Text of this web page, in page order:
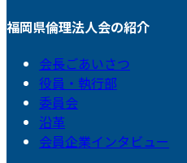
福岡県倫理法人会の紹介
会長ごあいさつ
役員・執行部
委員会
沿革
会員企業インタビュー